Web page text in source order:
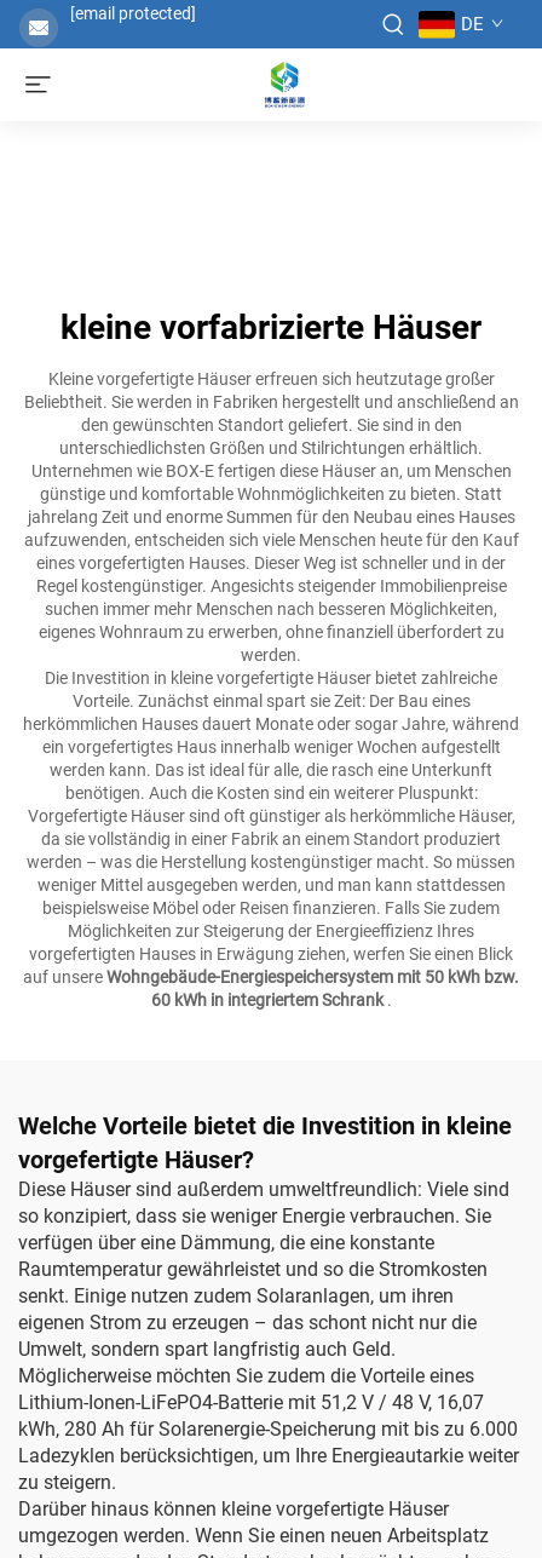
[email protected] DE
kleine vorfabrizierte Häuser
Kleine vorgefertigte Häuser erfreuen sich heutzutage großer
Beliebtheit. Sie werden in Fabriken hergestellt und anschließend an
den gewünschten Standort geliefert. Sie sind in den
unterschiedlichsten Größen und Stilrichtungen erhältlich.
Unternehmen wie BOX-E fertigen diese Häuser an, um Menschen
günstige und komfortable Wohnmöglichkeiten zu bieten. Statt
jahrelang Zeit und enorme Summen für den Neubau eines Hauses
aufzuwenden, entscheiden sich viele Menschen heute für den Kauf
eines vorgefertigten Hauses. Dieser Weg ist schneller und in der
Regel kostengünstiger. Angesichts steigender Immobilienpreise
suchen immer mehr Menschen nach besseren Möglichkeiten,
eigenes Wohnraum zu erwerben, ohne finanziell überfordert zu
werden.
Die Investition in kleine vorgefertigte Häuser bietet zahlreiche
Vorteile. Zunächst einmal spart sie Zeit: Der Bau eines
herkömmlichen Hauses dauert Monate oder sogar Jahre, während
ein vorgefertigtes Haus innerhalb weniger Wochen aufgestellt
werden kann. Das ist ideal für alle, die rasch eine Unterkunft
benötigen. Auch die Kosten sind ein weiterer Pluspunkt:
Vorgefertigte Häuser sind oft günstiger als herkömmliche Häuser,
da sie vollständig in einer Fabrik an einem Standort produziert
werden – was die Herstellung kostengünstiger macht. So müssen
weniger Mittel ausgegeben werden, und man kann stattdessen
beispielsweise Möbel oder Reisen finanzieren. Falls Sie zudem
Möglichkeiten zur Steigerung der Energieeffizienz Ihres
vorgefertigten Hauses in Erwägung ziehen, werfen Sie einen Blick
auf unsereWohngebäude-Energiespeichersystem mit 50 kWh bzw.
60 kWh in integriertem Schrank.
Welche Vorteile bietet die Investition in kleine
vorgefertigte Häuser?
Diese Häuser sind außerdem umweltfreundlich: Viele sind
so konzipiert, dass sie weniger Energie verbrauchen. Sie
verfügen über eine Dämmung, die eine konstante
Raumtemperatur gewährleistet und so die Stromkosten
senkt. Einige nutzen zudem Solaranlagen, um ihren
eigenen Strom zu erzeugen – das schont nicht nur die
Umwelt, sondern spart langfristig auch Geld.
Möglicherweise möchten Sie zudem die Vorteile eines
Lithium-Ionen-LiFePO4-Batterie mit 51,2 V / 48 V, 16,07
kWh, 280 Ah für Solarenergie-Speicherung mit bis zu 6.000
Ladezyklen berücksichtigen, um Ihre Energieautarkie weiter
zu steigern.
Darüber hinaus können kleine vorgefertigte Häuser
umgezogen werden. Wenn Sie einen neuen Arbeitsplatz